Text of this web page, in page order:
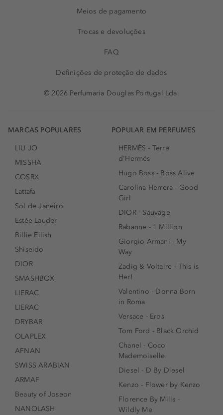
Meios de pagamento
Trocas e devoluções
FAQ
Definições de proteção de dados
© 2026 Perfumaria Douglas Portugal Lda.
MARCAS POPULARES
LIU JO
MISSHA
COSRX
Lattafa
Sol de Janeiro
Estée Lauder
Billie Eilish
Shiseido
DIOR
SMASHBOX
LIERAC
LIERAC
DRYBAR
OLAPLEX
AFNAN
SWISS ARABIAN
ARMAF
Beauty of Joseon
NANOLASH
POPULAR EM PERFUMES
HERMÈS - Terre
d'Hermés
Hugo Boss - Boss Alive
Carolina Herrera - Good
Girl
DIOR - Sauvage
Rabanne - 1 Million
Giorgio Armani - My
Way
Zadig & Voltaire - This is
Her!
Valentino - Donna Born
in Roma
Versace - Eros
Tom Ford - Black Orchid
Chanel - Coco
Mademoiselle
Diesel - D By Diesel
Kenzo - Flower by Kenzo
Florence By Mills -
Wildly Me